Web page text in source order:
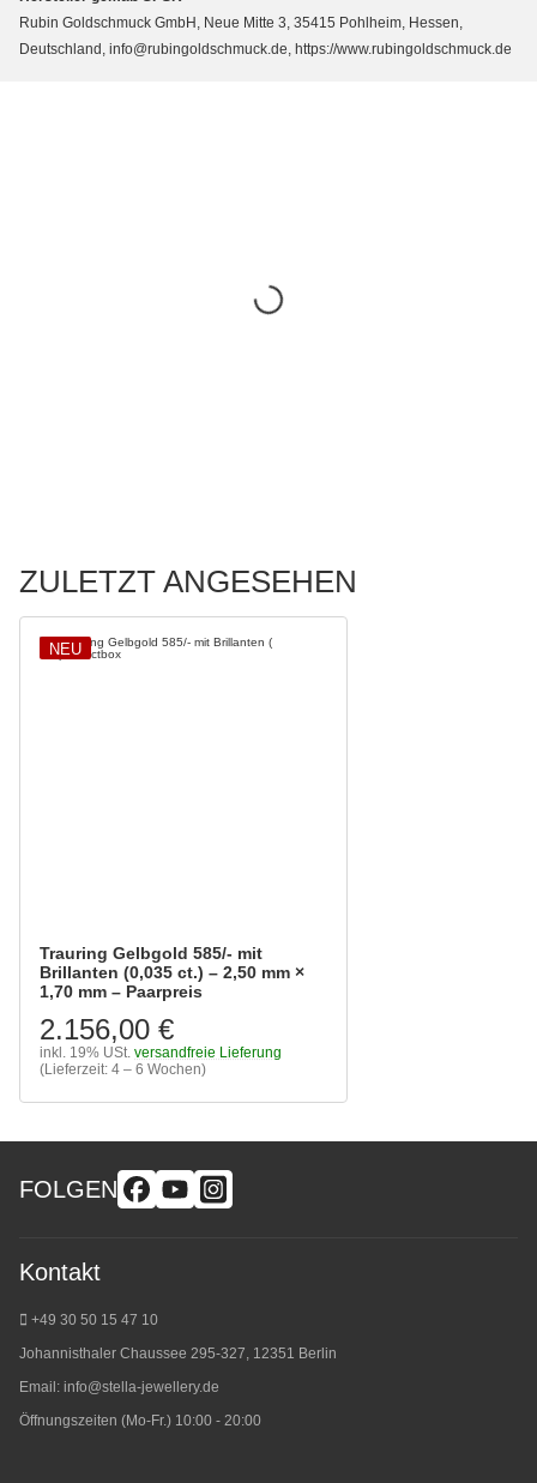
Rubin Goldschmuck GmbH, Neue Mitte 3, 35415 Pohlheim, Hessen,
Deutschland, info@rubingoldschmuck.de, https://www.rubingoldschmuck.de
ZULETZT ANGESEHEN
NEU
Trauring Gelbgold 585/- mit
Brillanten (0,035 ct.) – 2,50 mm ×
1,70 mm – Paarpreis
2.156,00 €
inkl. 19% USt. versandfreie Lieferung
(Lieferzeit: 4 – 6 Wochen)
FOLGEN
Kontakt
+49 30 50 15 47 10
Johannisthaler Chaussee 295-327, 12351 Berlin
Email: info@stella-jewellery.de
Öffnungszeiten (Mo-Fr.) 10:00 - 20:00